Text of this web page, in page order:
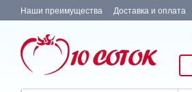
Перейти к основному контенту
Наши преимущества Доставка и оплата